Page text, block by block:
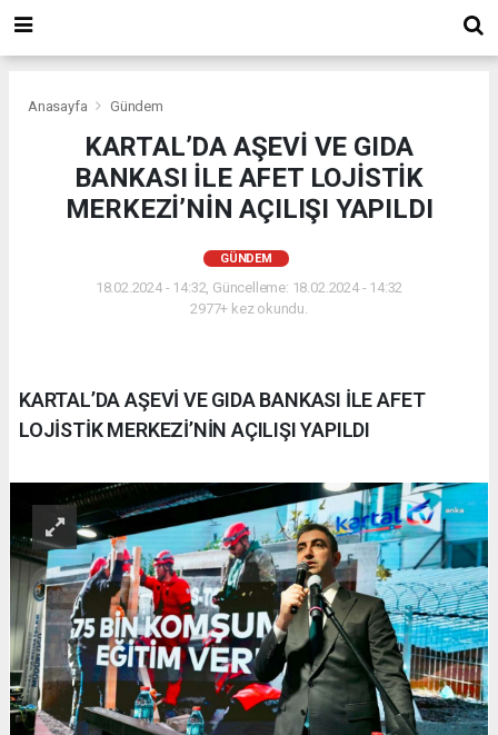
Anasayfa Gündem
KARTAL’DA AŞEVİ VE GIDA
BANKASI İLE AFET LOJİSTİK
MERKEZİ’NİN AÇILIŞI YAPILDI
GÜNDEM
18.02.2024 - 14:32, Güncelleme: 18.02.2024 - 14:32
2977+ kez okundu.
KARTAL’DA AŞEVİ VE GIDA BANKASI İLE AFET
LOJİSTİK MERKEZİ’NİN AÇILIŞI YAPILDI